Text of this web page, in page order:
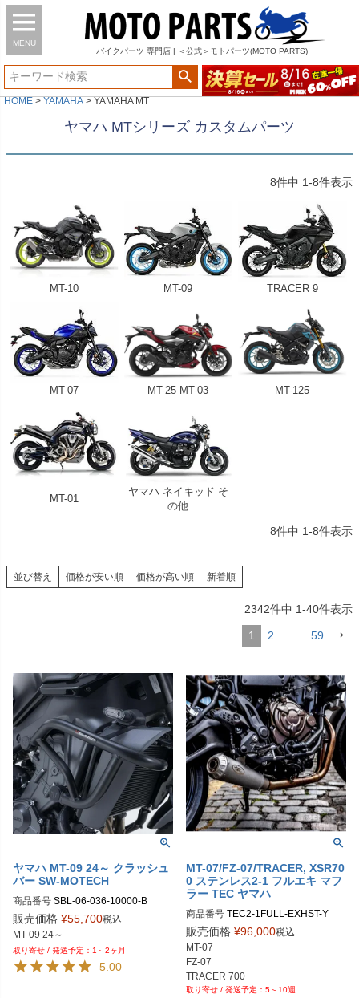
MENU
バイク パーツ 専門店 | ＜公式＞モトパーツ(MOTO PARTS)
HOME YAMAHA YAMAHA MT
ヤマハ MTシリーズ カスタムパーツ
8件中 1-8件表示
MT-10 MT-09 TRACER 9
MT-07 MT-25 MT-03 MT-125
MT-01
ヤマハ ネイキッド そ
の他
8件中 1-8件表示
並び替え 価格が安い順 価格が高い順 新着順
2342件中 1-40件表示
1 2 … 59
ヤマハ MT-09 24～ クラッシュ
バー SW-MOTECH
商品番号 SBL-06-036-10000-B
販売価格 ¥55,700税込
MT-09 24～
1～2ヶ月
5.00
MT-07/FZ-07/TRACER, XSR70
0 ステンレス2-1 フルエキ マフ
ラー TEC ヤマハ
商品番号 TEC2-1FULL-EXHST-Y
メーカー型番なし、品名で発注して
ください
https://www.tecbikeparts.com/produc
t/yamaha-mt-07-fz-07-xsr-700-tracer-
700-tec-2-1-full-stainless-performan
販売価格 ¥96,000税込
MT-07
FZ-07
TRACER 700
XSR700
5～10週